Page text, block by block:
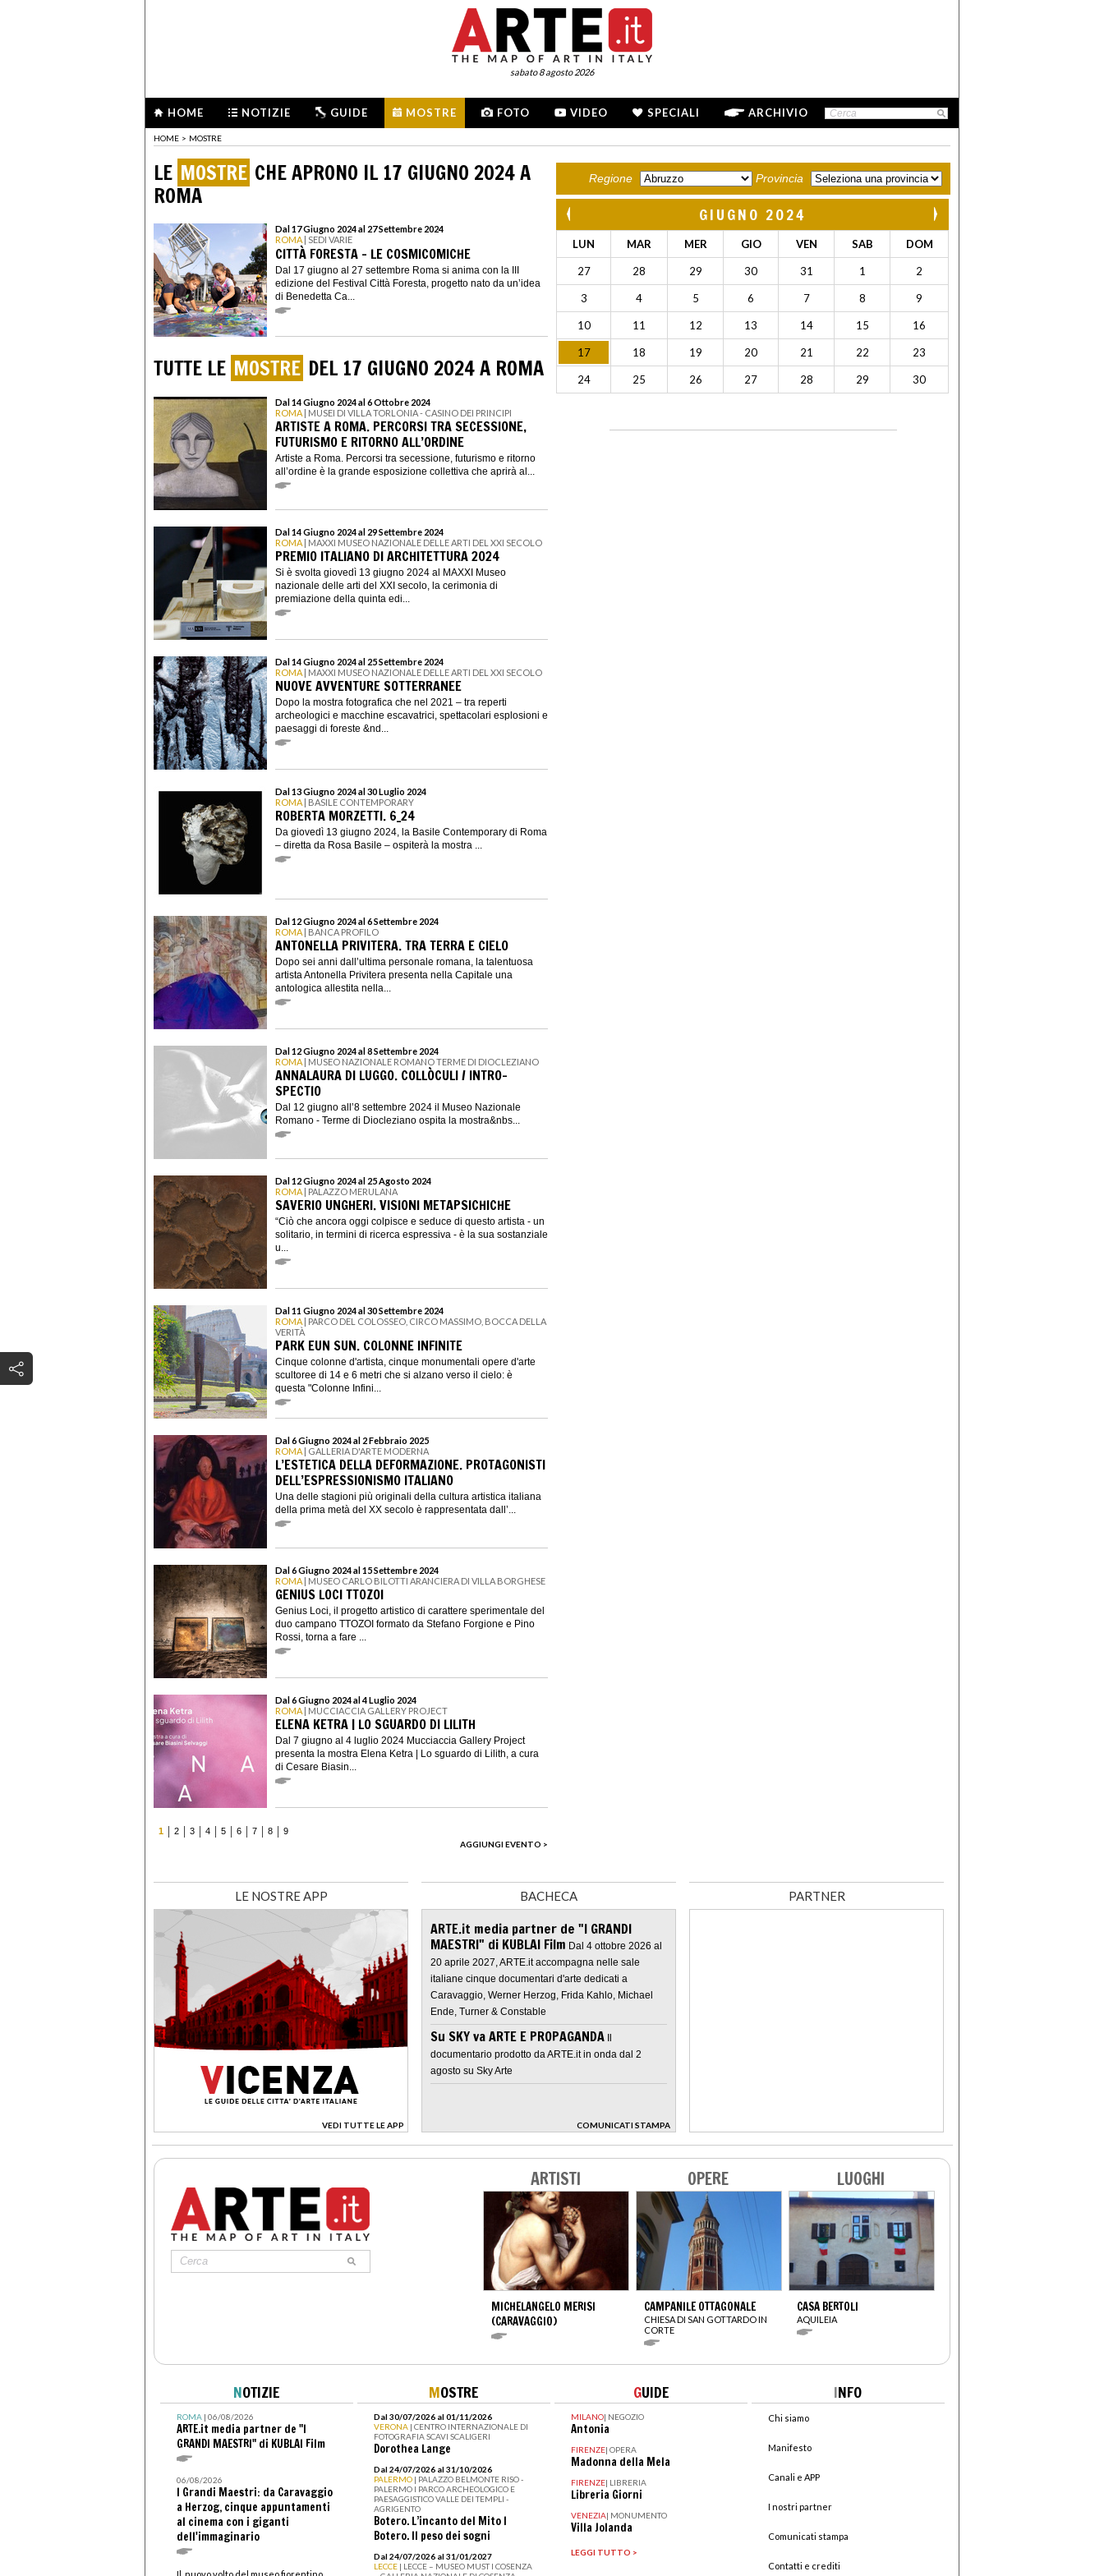
sabato 8 agosto 2026
HOME NOTIZIE GUIDE MOSTRE FOTO VIDEO SPECIALI ARCHIVIO
HOME > MOSTRE
LE MOSTRE CHE APRONO IL 17 GIUGNO 2024 A
ROMA
Dal 17 Giugno 2024 al 27 Settembre 2024
ROMA | SEDI VARIE
CITTÀ FORESTA - LE COSMICOMICHE
Dal 17 giugno al 27 settembre Roma si anima con la III
edizione del Festival Città Foresta, progetto nato da un’idea
di Benedetta Ca...
TUTTE LE MOSTRE DEL 17 GIUGNO 2024 A ROMA
Dal 14 Giugno 2024 al 6 Ottobre 2024
ROMA | MUSEI DI VILLA TORLONIA - CASINO DEI PRINCIPI
ARTISTE A ROMA. PERCORSI TRA SECESSIONE,
FUTURISMO E RITORNO ALL’ORDINE
Artiste a Roma. Percorsi tra secessione, futurismo e ritorno
all’ordine è la grande esposizione collettiva che aprirà al...
Dal 14 Giugno 2024 al 29 Settembre 2024
ROMA | MAXXI MUSEO NAZIONALE DELLE ARTI DEL XXI SECOLO
PREMIO ITALIANO DI ARCHITETTURA 2024
Si è svolta giovedì 13 giugno 2024 al MAXXI Museo
nazionale delle arti del XXI secolo, la cerimonia di
premiazione della quinta edi...
Dal 14 Giugno 2024 al 25 Settembre 2024
ROMA | MAXXI MUSEO NAZIONALE DELLE ARTI DEL XXI SECOLO
NUOVE AVVENTURE SOTTERRANEE
Dopo la mostra fotografica che nel 2021 – tra reperti
archeologici e macchine escavatrici, spettacolari esplosioni e
paesaggi di foreste &nd...
Dal 13 Giugno 2024 al 30 Luglio 2024
ROMA | BASILE CONTEMPORARY
ROBERTA MORZETTI. 6_24
Da giovedì 13 giugno 2024, la Basile Contemporary di Roma
– diretta da Rosa Basile – ospiterà la mostra ...
Dal 12 Giugno 2024 al 6 Settembre 2024
ROMA | BANCA PROFILO
ANTONELLA PRIVITERA. TRA TERRA E CIELO
Dopo sei anni dall’ultima personale romana, la talentuosa
artista Antonella Privitera presenta nella Capitale una
antologica allestita nella...
Dal 12 Giugno 2024 al 8 Settembre 2024
ROMA | MUSEO NAZIONALE ROMANO TERME DI DIOCLEZIANO
ANNALAURA DI LUGGO. COLLÒCULI / INTRO-
SPECTIO
Dal 12 giugno all’8 settembre 2024 il Museo Nazionale
Romano - Terme di Diocleziano ospita la mostra&nbs...
Dal 12 Giugno 2024 al 25 Agosto 2024
ROMA | PALAZZO MERULANA
SAVERIO UNGHERI. VISIONI METAPSICHICHE
“Ciò che ancora oggi colpisce e seduce di questo artista - un
solitario, in termini di ricerca espressiva - è la sua sostanziale
u...
Dal 11 Giugno 2024 al 30 Settembre 2024
ROMA | PARCO DEL COLOSSEO, CIRCO MASSIMO, BOCCA DELLA
VERITÀ
PARK EUN SUN. COLONNE INFINITE
Cinque colonne d'artista, cinque monumentali opere d'arte
scultoree di 14 e 6 metri che si alzano verso il cielo: è
questa "Colonne Infini...
Dal 6 Giugno 2024 al 2 Febbraio 2025
ROMA | GALLERIA D'ARTE MODERNA
L’ESTETICA DELLA DEFORMAZIONE. PROTAGONISTI
DELL’ESPRESSIONISMO ITALIANO
Una delle stagioni più originali della cultura artistica italiana
della prima metà del XX secolo è rappresentata dall’...
Dal 6 Giugno 2024 al 15 Settembre 2024
ROMA | MUSEO CARLO BILOTTI ARANCIERA DI VILLA BORGHESE
GENIUS LOCI TTOZOI
Genius Loci, il progetto artistico di carattere sperimentale del
duo campano TTOZOI formato da Stefano Forgione e Pino
Rossi, torna a fare ...
Dal 6 Giugno 2024 al 4 Luglio 2024
ROMA | MUCCIACCIA GALLERY PROJECT
ELENA KETRA | LO SGUARDO DI LILITH
Dal 7 giugno al 4 luglio 2024 Mucciaccia Gallery Project
presenta la mostra Elena Ketra | Lo sguardo di Lilith, a cura
di Cesare Biasin...
1 2 3 4 5 6 7 8
9
AGGIUNGI EVENTO >
Regione Provincia
GIUGNO 2024
LUN MAR MER GIO VEN SAB DOM
27 28 29 30 31 1 2
3 4 5 6 7 8 9
10 11 12 13 14 15 16
17 18 19 20 21 22 23
24 25 26 27 28 29 30
LE NOSTRE APP
VEDI TUTTE LE APP
>
BACHECA
ARTE.it media partner de "I GRANDI
MAESTRI" di KUBLAI Film Dal 4 ottobre 2026 al
20 aprile 2027, ARTE.it accompagna nelle sale
italiane cinque documentari d'arte dedicati a
Caravaggio, Werner Herzog, Frida Kahlo, Michael
Ende, Turner & Constable
Su SKY va ARTE E PROPAGANDA Il
documentario prodotto da ARTE.it in onda dal 2
agosto su Sky Arte
COMUNICATI STAMPA
>
PARTNER
ARTISTI
MICHELANGELO MERISI
(CARAVAGGIO)
OPERE
CAMPANILE OTTAGONALE
CHIESA DI SAN GOTTARDO IN
CORTE
LUOGHI
CASA BERTOLI
AQUILEIA
NOTIZIE
ROMA| 06/08/2026
ARTE.it media partner de "I
GRANDI MAESTRI" di KUBLAI Film
06/08/2026
I Grandi Maestri: da Caravaggio
a Herzog, cinque appuntamenti
al cinema con i giganti
dell'immaginario
Il nuovo volto del museo fiorentino
MOSTRE
Dal 30/07/2026 al 01/11/2026
VERONA | CENTRO INTERNAZIONALE DI
FOTOGRAFIA SCAVI SCALIGERI
Dorothea Lange
Dal 24/07/2026 al 31/10/2026
PALERMO | PALAZZO BELMONTE RISO -
PALERMO I PARCO ARCHEOLOGICO E
PAESAGGISTICO VALLE DEI TEMPLI -
AGRIGENTO
Botero. L’incanto del Mito I
Botero. Il peso dei sogni
Dal 24/07/2026 al 31/01/2027
LECCE | LECCE – MUSEO MUST I COSENZA
GUIDE
MILANO| NEGOZIO
Antonia
FIRENZE| OPERA
Madonna della Mela
FIRENZE| LIBRERIA
Libreria Giorni
VENEZIA| MONUMENTO
Villa Jolanda
LEGGI TUTTO >
INFO
Chi siamo
Manifesto
Canali e APP
I nostri partner
Comunicati stampa
Contatti e crediti